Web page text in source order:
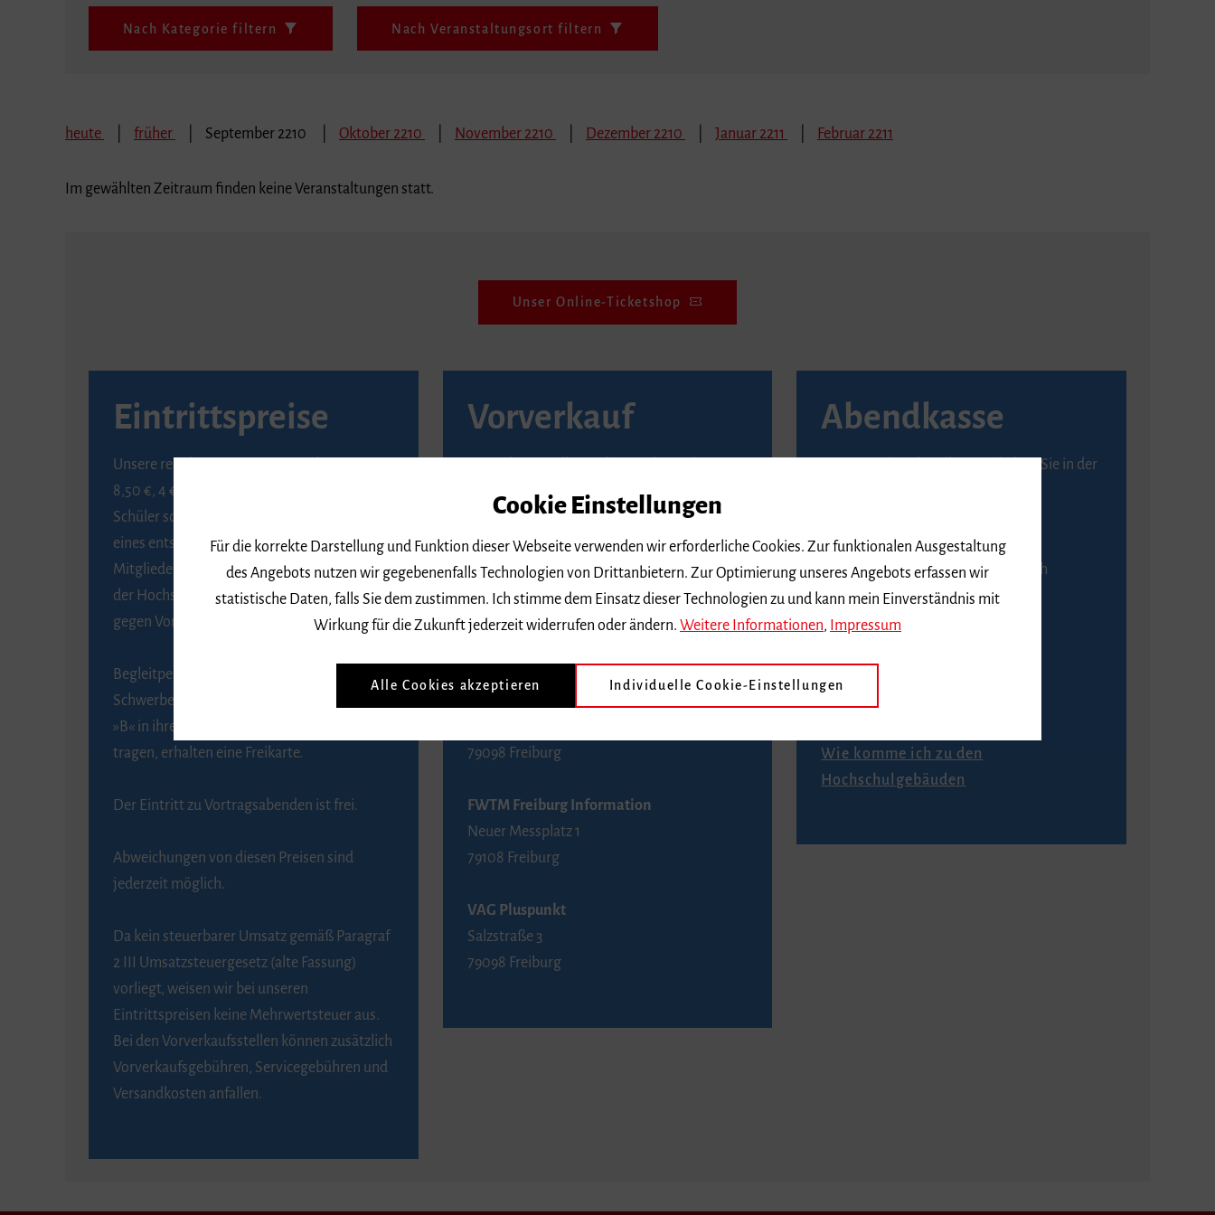
Nach Kategorie filtern Nach Veranstaltungsort filtern
heute früher September 2210 Oktober 2210 November 2210 Dezember 2210 Januar 2211 Februar 2211
Im gewählten Zeitraum finden keine Veranstaltungen statt.
Unser Online-Ticketshop
Eintrittspreise
Unsere regulären Eintrittspreise betragen
8,50 €, 4 € ermäßigt für Schülerinnen und
Schüler sowie Studierende gegen Vorlage
eines entsprechenden Nachweises, 6 € für
Mitglieder der Gesellschaft zur Förderung
der Hochschule für Musik Freiburg e. V.
gegen Vorlage des Mitgliedsausweises.
Begleitpersonen von Menschen mit
Schwerbehinderung, die das Merkzeichen
»B« in ihrem Schwerbehindertenausweis
tragen, erhalten eine Freikarte.
Der Eintritt zu Vortragsabenden ist frei.
Abweichungen von diesen Preisen sind
jederzeit möglich.
Da kein steuerbarer Umsatz gemäß Paragraf
2 III Umsatzsteuergesetz (alte Fassung)
vorliegt, weisen wir bei unseren
Eintrittspreisen keine Mehrwertsteuer aus.
Bei den Vorverkaufsstellen können zusätzlich
Vorverkaufsgebühren, Servicegebühren und
Versandkosten anfallen.
Vorverkauf
Vorverkaufsstellen in Ihrer Nähe finden Sie
BZ-Kartenservice Freiburg
Kaiser-Joseph-Straße 229
79098 Freiburg
Telefon 0761 4968888 (Reservierungen sind
FWTM Tourist-Information
79098 Freiburg
FWTM Freiburg Information
Neuer Messplatz 1
79108 Freiburg
VAG Pluspunkt
Salzstraße 3
79098 Freiburg
Abendkasse
Karten an der Abendkasse erhalten Sie in der
An der Abendkasse ist ausschließlich
Barzahlung möglich.
Anfahrt
Wie komme ich zu den
Hochschulgebäuden
Cookie Einstellungen
Für die korrekte Darstellung und Funktion dieser Webseite verwenden wir erforderliche Cookies. Zur funktionalen Ausgestaltung
des Angebots nutzen wir gegebenenfalls Technologien von Drittanbietern. Zur Optimierung unseres Angebots erfassen wir
statistische Daten, falls Sie dem zustimmen. Ich stimme dem Einsatz dieser Technologien zu und kann mein Einverständnis mit
Wirkung für die Zukunft jederzeit widerrufen oder ändern. Weitere Informationen Impressum
Alle Cookies akzeptieren Individuelle Cookie-Einstellungen